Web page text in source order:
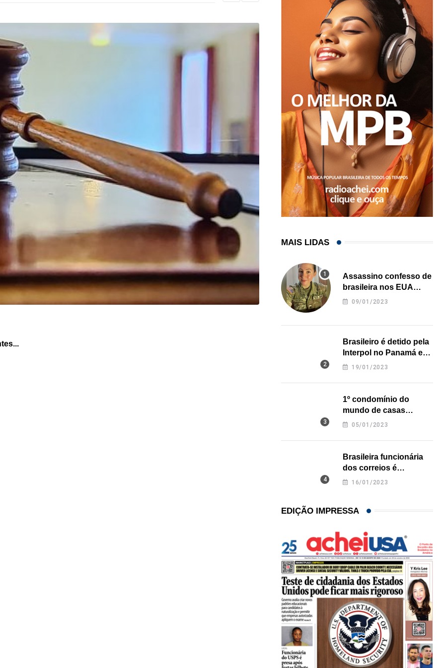
IMIGRAÇÃO
EUA registram maior número de prisões
MAIS LIDAS
Assassino confesso de
brasileira nos EUA
revela onde deixou o
09/01/2023
Brasileiro é detido pela
Interpol no Panamá e
pode pegar prisão
19/01/2023
1º condomínio do
mundo de casas
impressas em 3D é
05/01/2023
Brasileira funcionária
dos correios é
assassinada a facadas
16/01/2023
EDIÇÃO IMPRESSA